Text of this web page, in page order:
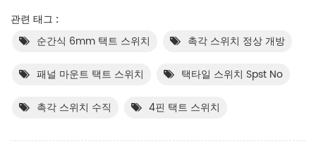
관련 태그 :
순간식 6mm 택트 스위치
촉각 스위치 정상 개방
패널 마운트 택트 스위치 택타일 스위치 Spst No
촉각 스위치 수직 4핀 택트 스위치